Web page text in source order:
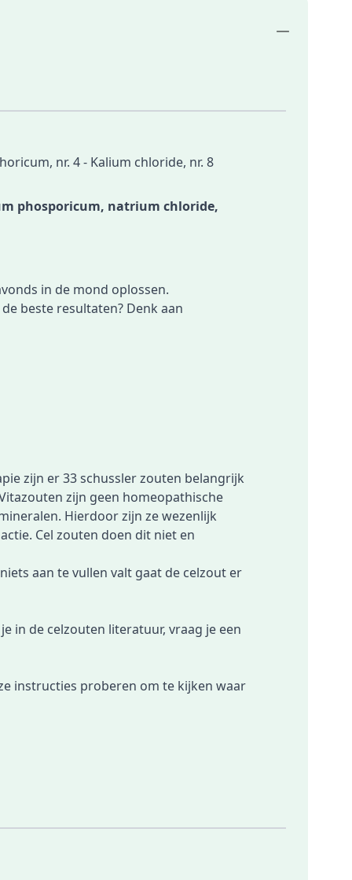
nr. 4 - Kalium chloride, nr. 8
phosporicum, natrium chloride,
in de mond oplossen.
beste resultaten? Denk aan
zijn er 33 schussler zouten belangrijk
zijn geen homeopathische
Hierdoor zijn ze wezenlijk
Cel zouten doen dit niet en
aan te vullen valt gaat de celzout er
in de celzouten literatuur, vraag je een
instructies proberen om te kijken waar